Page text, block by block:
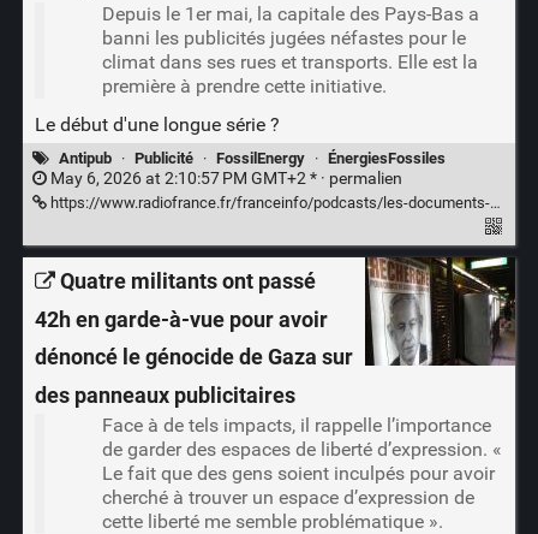
Depuis le 1er mai, la capitale des Pays-Bas a
banni les publicités jugées néfastes pour le
climat dans ses rues et transports. Elle est la
première à prendre cette initiative.
Le début d'une longue série ?
Antipub · Publicité · FossilEnergy · ÉnergiesFossiles
May 6, 2026 at 2:10:57 PM GMT+2 * · permalien
https://www.radiofrance.fr/franceinfo/podcasts/les-documents-franceinfo/a-amsterdam-les-publicites-climaticides-pour-la-viande-et-les-energies-fossiles-sont-interdites-5452791
Quatre militants ont passé
42h en garde-à-vue pour avoir
dénoncé le génocide de Gaza sur
des panneaux publicitaires
Face à de tels impacts, il rappelle l’importance
de garder des espaces de liberté d’expression. «
Le fait que des gens soient inculpés pour avoir
cherché à trouver un espace d’expression de
cette liberté me semble problématique ».